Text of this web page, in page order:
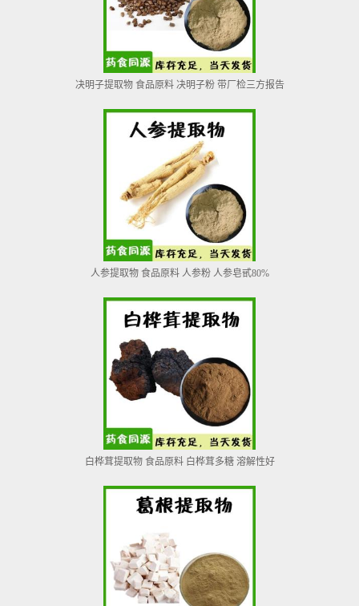
决明子提取物 食品原料 决明子粉 带厂检三方报告
人参提取物 食品原料 人参粉 人参皂甙80%
白桦茸提取物 食品原料 白桦茸多糖 溶解性好